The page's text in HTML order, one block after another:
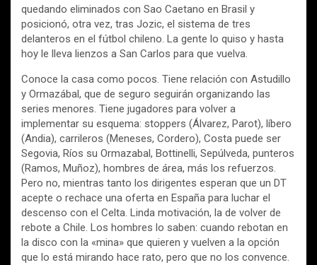
quedando eliminados con Sao Caetano en Brasil y
posicionó, otra vez, tras Jozic, el sistema de tres
delanteros en el fútbol chileno. La gente lo quiso y hasta
hoy le lleva lienzos a San Carlos para que vuelva.
Conoce la casa como pocos. Tiene relación con Astudillo
y Ormazábal, que de seguro seguirán organizando las
series menores. Tiene jugadores para volver a
implementar su esquema: stoppers (Álvarez, Parot), líbero
(Andia), carrileros (Meneses, Cordero), Costa puede ser
Segovia, Ríos su Ormazabal, Bottinelli, Sepúlveda, punteros
(Ramos, Muñoz), hombres de área, más los refuerzos.
Pero no, mientras tanto los dirigentes esperan que un DT
acepte o rechace una oferta en España para luchar el
descenso con el Celta. Linda motivación, la de volver de
rebote a Chile. Los hombres lo saben: cuando rebotan en
la disco con la «mina» que quieren y vuelven a la opción
que lo está mirando hace rato, pero que no los convence.